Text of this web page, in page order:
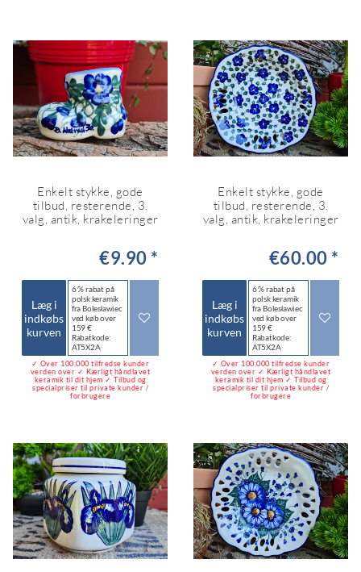
Enkelt stykke, gode
tilbud, resterende, 3.
valg, antik, krakeleringer
€9.90 *
Læg i
indkøbs
kurven
6 % rabat på
polsk keramik
fra Bolesławiec
ved køb over
159 €
Rabatkode:
AT5X2A
✓ Over 100.000 tilfredse kunder
verden over ✓ Kærligt håndlavet
keramik til dit hjem ✓ Tilbud og
specialpriser til private kunder /
forbrugere
Enkelt stykke, gode
tilbud, resterende, 3.
valg, antik, krakeleringer
€60.00 *
Læg i
indkøbs
kurven
6 % rabat på
polsk keramik
fra Bolesławiec
ved køb over
159 €
Rabatkode:
AT5X2A
✓ Over 100.000 tilfredse kunder
verden over ✓ Kærligt håndlavet
keramik til dit hjem ✓ Tilbud og
specialpriser til private kunder /
forbrugere